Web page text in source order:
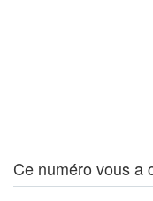
Ce numéro vous a